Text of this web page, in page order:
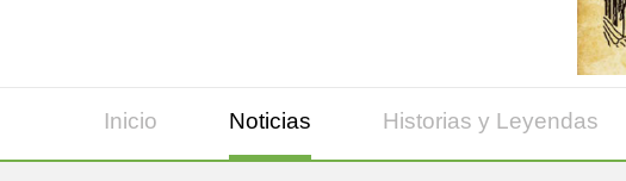
Inicio Noticias Historias y Leyendas